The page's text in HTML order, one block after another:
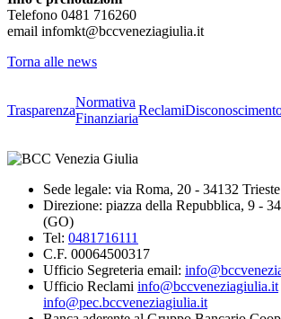
Telefono 0481 716260
email infomkt@bccveneziagiulia.it
Torna alle news
Trasparenza
Normativa
Finanziaria
Reclami
Sede legale: via Roma, 20 - 34132
Direzione: piazza della Repubblica, 9 -
(GO)
Tel: 0481716111
C.F. 00064500317
Ufficio Segreteria email:
Ufficio Reclami info@bccveneziagiulia.it
info@pec.bccveneziagiulia.it